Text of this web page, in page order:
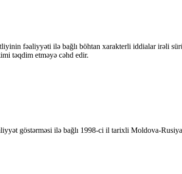
fəaliyyəti ilə bağlı böhtan xarakterli iddialar irəli
təqdim etməyə cəhd edir.
göstərməsi ilə bağlı 1998-ci il tarixli Moldova-